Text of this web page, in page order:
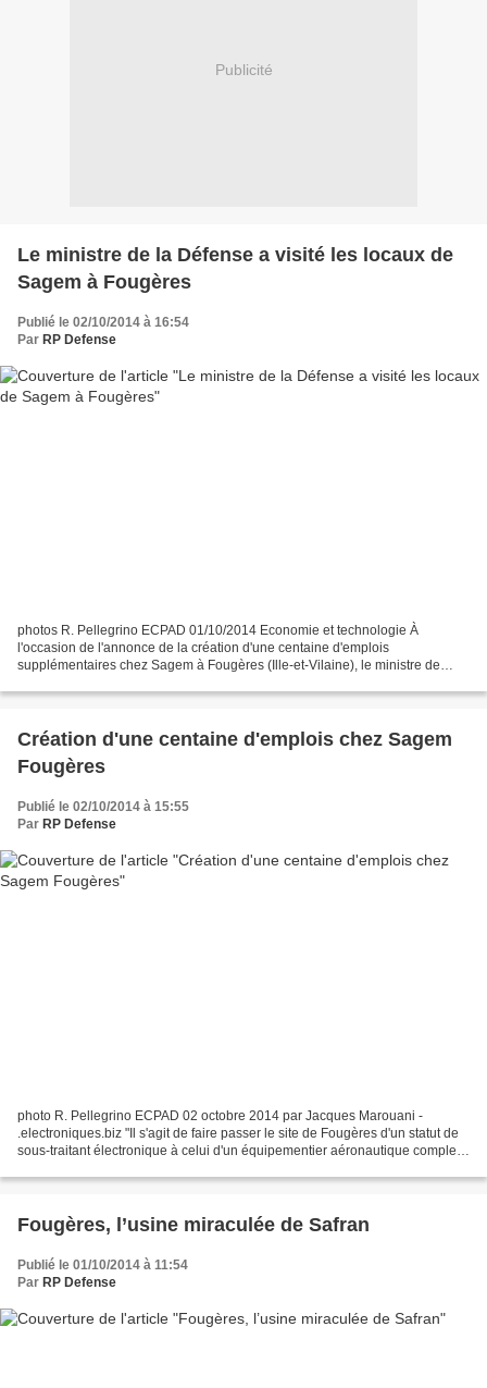
Publicité
Le ministre de la Défense a visité les locaux de
Sagem à Fougères
Publié le 02/10/2014 à 16:54
Par RP Defense
photos R. Pellegrino ECPAD 01/10/2014 Economie et technologie À
l'occasion de l'annonce de la création d'une centaine d'emplois
supplémentaires chez Sagem à Fougères (Ille-et-Vilaine), le ministre de
Création d'une centaine d'emplois chez Sagem
Fougères
Publié le 02/10/2014 à 15:55
Par RP Defense
photo R. Pellegrino ECPAD 02 octobre 2014 par Jacques Marouani -
.electroniques.biz "Il s'agit de faire passer le site de Fougères d'un statut de
sous-traitant électronique à celui d'un équipementier aéronautique complet",
Fougères, l’usine miraculée de Safran
Publié le 01/10/2014 à 11:54
Par RP Defense